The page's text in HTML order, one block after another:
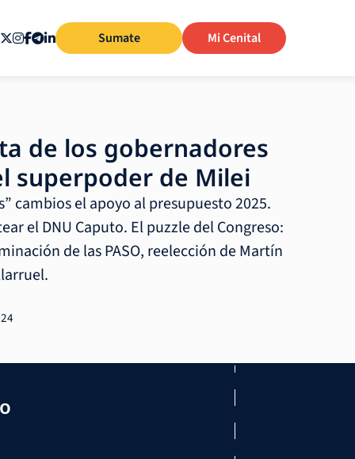
Sumate Mi Cenital
de los gobernadores
superpoder de Milei
cambios el apoyo al presupuesto 2025.
el DNU Caputo. El puzzle del Congreso:
de las PASO, reelección de Martín